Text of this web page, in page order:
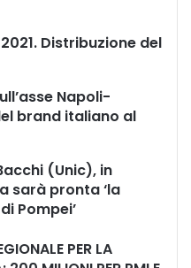
Distribuzione del
Napoli-
brand italiano al
(Unic), in
sarà pronta ‘la
Pompei’
PER LA